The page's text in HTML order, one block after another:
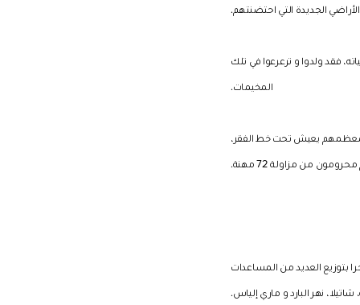
الجديدة التي احتضنتهم.
قط في حياته، فقد ولدوا و ترعرعوا في تلك
المخيمات.
ضمن شروط حياة صعبة، فمعظمهم يعيش تحت خط الفقر،
من مزاولة 72 مهنة.
بتوزيع العديد من المساعدات
نهر البارد و ماري إلياس.